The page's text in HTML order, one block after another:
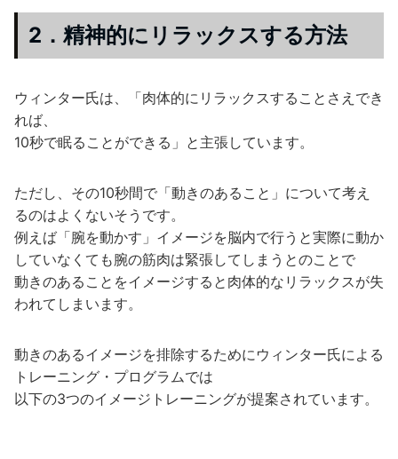
2．精神的にリラックスする方法
ウィンター氏は、「肉体的にリラックスすることさえでき
れば、
10秒で眠ることができる」と主張しています。
ただし、その10秒間で「動きのあること」について考え
るのはよくないそうです。
例えば「腕を動かす」イメージを脳内で行うと実際に動か
していなくても腕の筋肉は緊張してしまうとのことで
動きのあることをイメージすると肉体的なリラックスが失
われてしまいます。
動きのあるイメージを排除するためにウィンター氏による
トレーニング・プログラムでは
以下の3つのイメージトレーニングが提案されています。